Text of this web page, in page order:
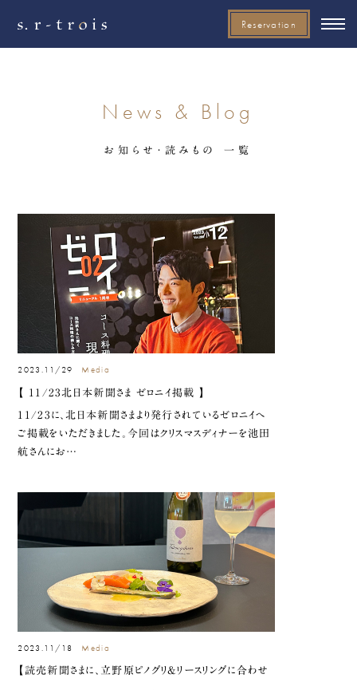
Reservation
News & Blog
お知らせ・読みもの 一覧
2023.11/29 Media
【 11/23北日本新聞さま ゼロニイ掲載 】
11/23に、北日本新聞さまより発行されているゼロニイへ
ご掲載をいただきました。今回はクリスマスディナーを池田
航さんにお…
2023.11/18 Media
【読売新聞さまに、立野原ピノグリ&リースリングに合わせ